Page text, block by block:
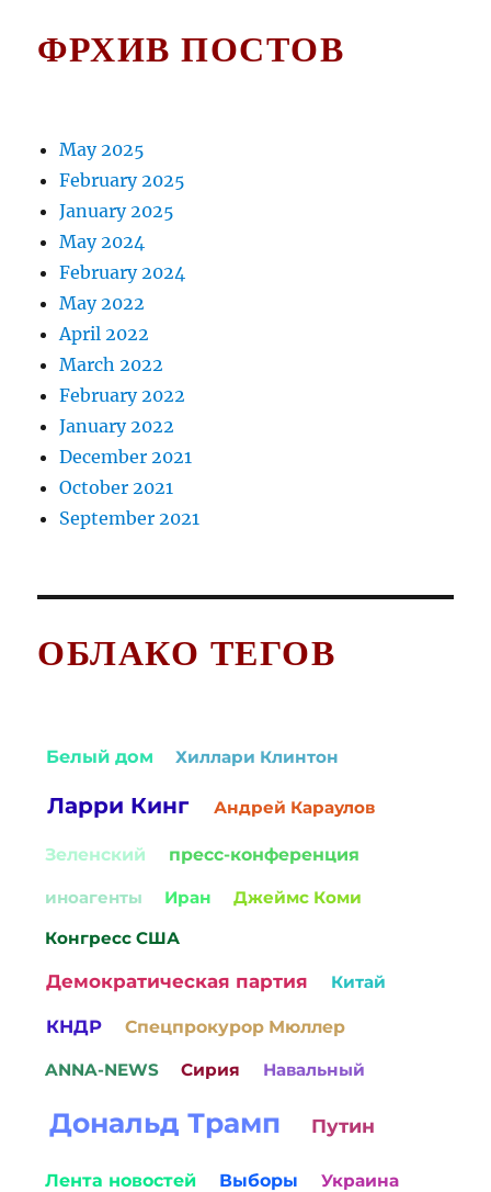
ФРХИВ ПОСТОВ
May 2025
February 2025
January 2025
May 2024
February 2024
May 2022
April 2022
March 2022
February 2022
January 2022
December 2021
October 2021
September 2021
ОБЛАКО ТЕГОВ
Белый дом Хиллари Клинтон
Ларри Кинг Андрей Караулов
Зеленский пресс-конференция
иноагенты Иран
Джеймс Коми
Конгресс США
Демократическая партия Китай
КНДР Спецпрокурор Мюллер
ANNA-NEWS Сирия Навальный
Дональд Трамп Путин
Лента новостей Выборы Украина